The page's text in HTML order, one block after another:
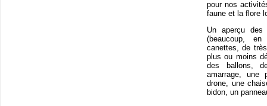
pour nos
faune et la flore
Un aperçu
(beaucoup,
canettes, de
plus ou moins
des ballons,
amarrage, une
drone, une
bidon, un